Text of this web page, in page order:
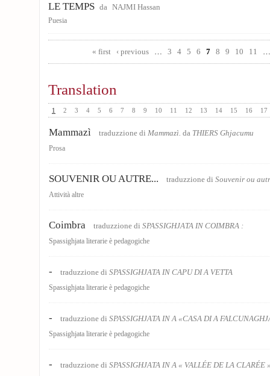
LE TEMPS da NAJMI Hassan
Puesia
« first
‹ previous … 3 4 5 6 7 8 9 10 11 …
Translation
1 2 3 4 5 6 7 8 9 10 11 12 13 14 15 16 17
Mammazì traduzzione di Mammazì. da THIERS Ghjacumu
Prosa
SOUVENIR OU AUTRE... traduzzione di Souvenir ou
Attività altre
Coimbra traduzzione di SPASSIGHJATA IN COIMBRA :
Spassighjata literarie è pedagogiche
- traduzzione di SPASSIGHJATA IN CAPU DI A VETTA
Spassighjata literarie è pedagogiche
- traduzzione di SPASSIGHJATA IN A «CASA DI A
Spassighjata literarie è pedagogiche
- traduzzione di SPASSIGHJATA IN A « VALLÉE DE LA CLARÉE